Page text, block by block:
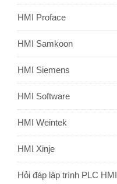
HMI Proface
HMI Samkoon
HMI Siemens
HMI Software
HMI Weintek
HMI Xinje
Hỏi đáp lập trình PLC HMI